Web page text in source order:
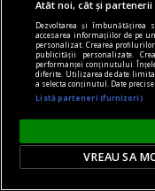
piese de schimb
(Sub)ansambluri
Omul nu mai
lucrurilor.
Atât noi, cât și
Dezvoltarea și îmbunătățirea
accesarea informațiilor de pe
personalizat. Crearea
publicității personalizate.
performanței conținutului.
diferite. Utilizarea de date
a selecta conținutul. Date
Listă parteneri (furnizori)
VREAU SA